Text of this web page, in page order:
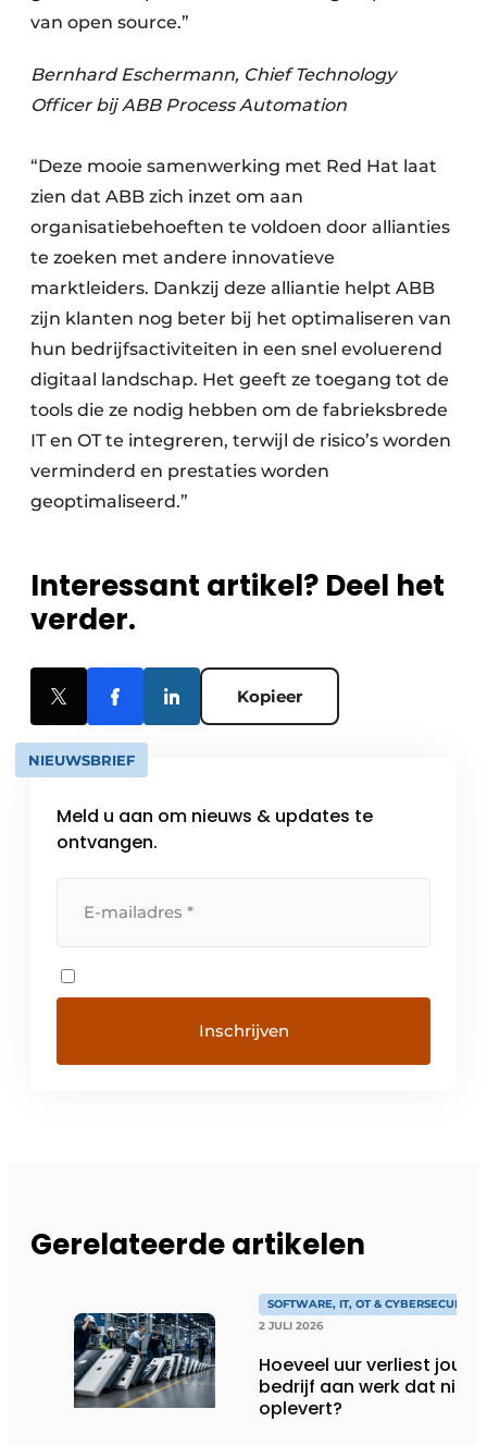
van open source.”
Bernhard Eschermann, Chief Technology
Officer bij ABB Process Automation
“Deze mooie samenwerking met Red Hat laat
zien dat ABB zich inzet om aan
organisatiebehoeften te voldoen door allianties
te zoeken met andere innovatieve
marktleiders. Dankzij deze alliantie helpt ABB
zijn klanten nog beter bij het optimaliseren van
hun bedrijfsactiviteiten in een snel evoluerend
digitaal landschap. Het geeft ze toegang tot de
tools die ze nodig hebben om de fabrieksbrede
IT en OT te integreren, terwijl de risico’s worden
verminderd en prestaties worden
geoptimaliseerd.”
Interessant artikel? Deel het
verder.
Kopieer
NIEUWSBRIEF
Meld u aan om nieuws & updates te
ontvangen.
Gerelateerde artikelen
SOFTWARE, IT, OT & CYBERSECURITY
2 JULI 2026
Hoeveel uur verliest jouw
bedrijf aan werk dat niks
oplevert?